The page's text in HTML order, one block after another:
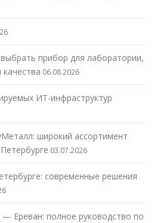
прибор для лаборатории,
06.08.2026
ИТ-инфраструктур
широкий ассортимент
03.07.2026
современные решения
Ереван: полное руководство по